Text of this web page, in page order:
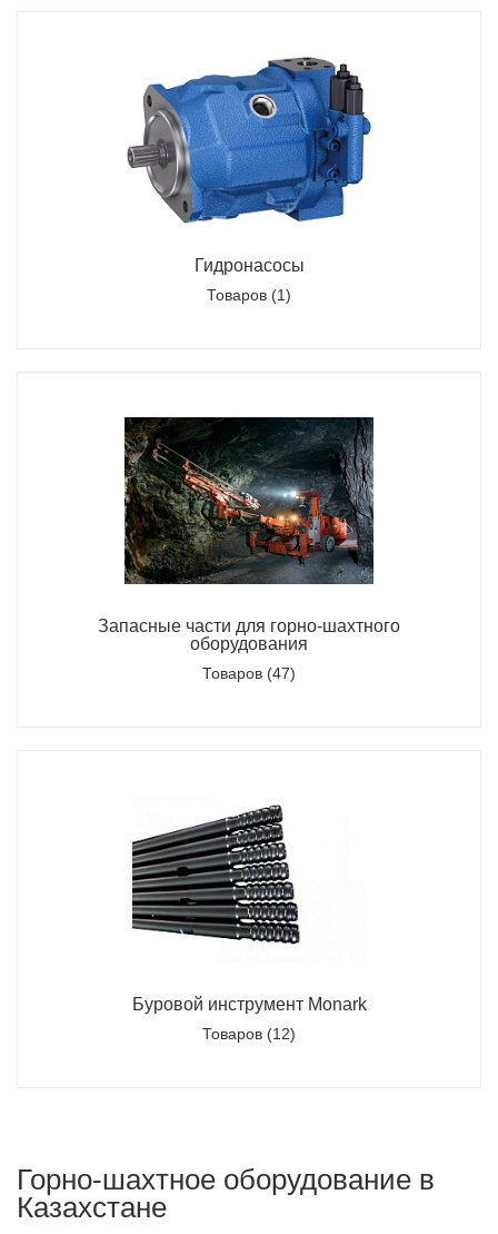
Гидронасосы
Товаров (1)
Запасные части для горно-шахтного
оборудования
Товаров (47)
Буровой инструмент Monark
Товаров (12)
Горно-шахтное оборудование в
Казахстане